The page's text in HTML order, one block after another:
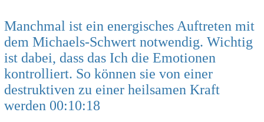
Manchmal ist ein energisches Auftreten mit
dem Michaels-Schwert notwendig. Wichtig
ist dabei, dass das Ich die Emotionen
kontrolliert. So können sie von einer
destruktiven zu einer heilsamen Kraft
werden 00:10:18